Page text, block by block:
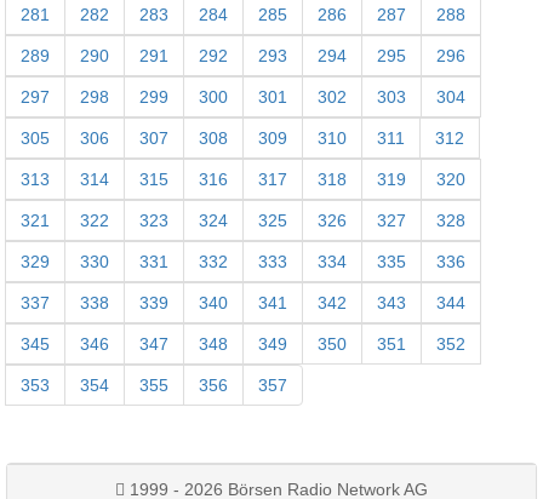
281 282 283 284 285 286 287 288
289 290 291 292 293 294 295 296
297 298 299 300 301 302 303 304
305 306 307 308 309 310 311 312
313 314 315 316 317 318 319 320
321 322 323 324 325 326 327 328
329 330 331 332 333 334 335 336
337 338 339 340 341 342 343 344
345 346 347 348 349 350 351 352
353 354 355 356 357
1999 - 2026 Börsen Radio Network AG